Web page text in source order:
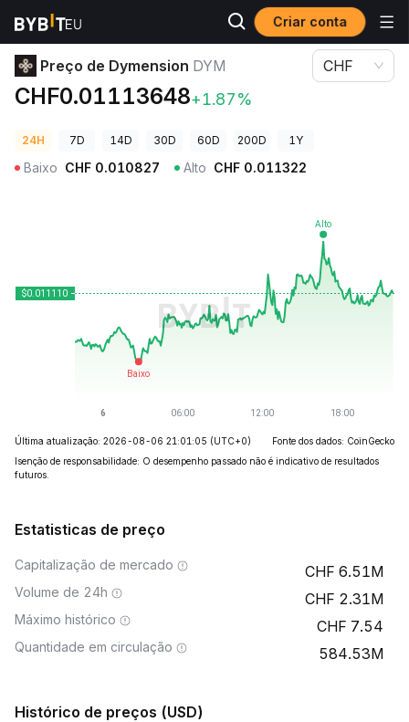
Criar conta
Preços de Criptomoedas Preço de Dymension DYM
Preço de Dymension DYM
CHF0.01113648+1.87%
CHF
24H 7D 14D 30D 60D 200D 1Y
Baixo CHF 0.010827 Alto CHF 0.011322
Última atualização: 2026-08-06 21:01:05 (UTC+0)
Fonte dos dados: CoinGecko
Isenção de responsabilidade: O desempenho passado não é indicativo de resultados
futuros.
Estatisticas de preço
Capitalização de mercado 6.51M
Volume de 24h 2.31M
Máximo histórico 7.54
Quantidade em circulação 584.53M
Histórico de preços (USD)